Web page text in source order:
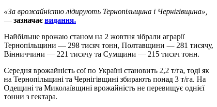
«За врожайністю лідирують Тернопільщина і Чернігівщина»,
— зазначає видання.
Найбільше врожаю станом на 2 жовтня зібрали аграрії
Тернопільщини — 298 тисяч тонн, Полтавщини — 281 тисячу,
Вінниччини — 221 тисячу та Сумщини — 215 тисяч тонн.
Середня врожайність сої по Україні становить 2,2 т/га, тоді як
на Тернопільщині та Чернігівщині збирають понад 3 т/га. На
Одещині та Миколаївщині врожайність не перевищує однієї
тонни з гектара.